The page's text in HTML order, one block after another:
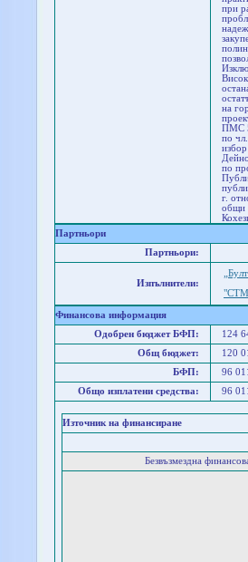
при
на
ПМС
по
по
г.
общи
Партньори
Партньори:
Изпълнители:
"СТМ
Финансова информация
Одобрен бюджет БФП:
124
Общ бюджет:
120
БФП:
96
Общо изплатени средства:
96
Източник на финансиране
Безвъзмездна